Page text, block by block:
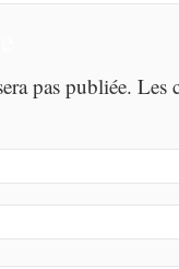
pas publiée.